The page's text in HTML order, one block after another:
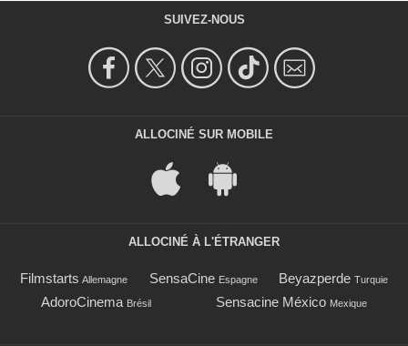
SUIVEZ-NOUS
ALLOCINÉ SUR MOBILE
ALLOCINÉ À L'ÉTRANGER
Filmstarts Allemagne SensaCine Espagne Beyazperde Turquie
AdoroCinema Brésil Sensacine México Mexique